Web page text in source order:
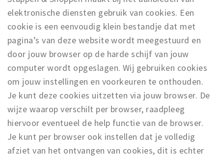
elektronische diensten gebruik van cookies. Een
cookie is een eenvoudig klein bestandje dat met
pagina’s van deze website wordt meegestuurd en
door jouw browser op de harde schijf van jouw
computer wordt opgeslagen. Wij gebruiken cookies
om jouw instellingen en voorkeuren te onthouden.
Je kunt deze cookies uitzetten via jouw browser. De
wijze waarop verschilt per browser, raadpleeg
hiervoor eventueel de help functie van de browser.
Je kunt per browser ook instellen dat je volledig
afziet van het ontvangen van cookies, dit is echter